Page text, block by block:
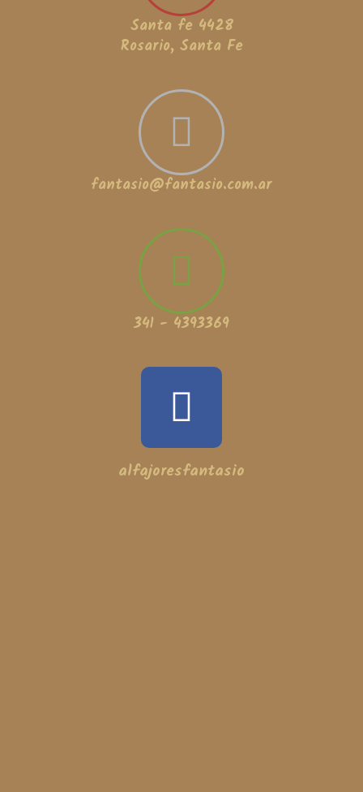
Santa fe 4428
Rosario, Santa Fe
fantasio@fantasio.com.ar
341 - 4393369
alfajoresfantasio